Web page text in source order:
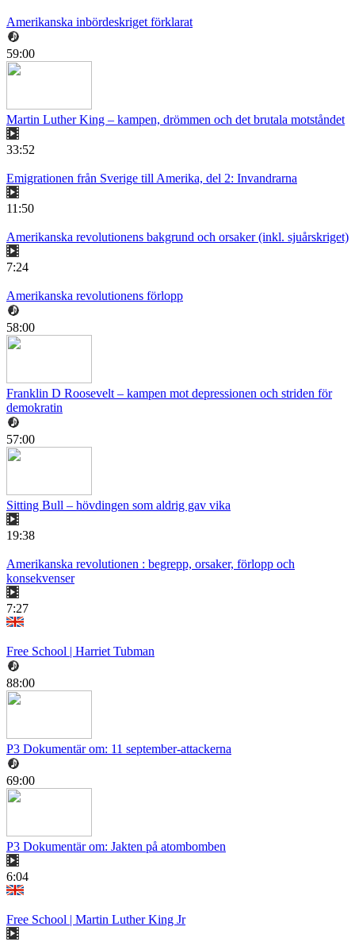
Amerikanska inbördeskriget förklarat
59:00
Martin Luther King – kampen, drömmen och det brutala motståndet
33:52
Emigrationen från Sverige till Amerika, del 2: Invandrarna
11:50
Amerikanska revolutionens bakgrund och orsaker (inkl. sjuårskriget)
7:24
Amerikanska revolutionens förlopp
58:00
Franklin D Roosevelt – kampen mot depressionen och striden för
demokratin
57:00
Sitting Bull – hövdingen som aldrig gav vika
19:38
Amerikanska revolutionen : begrepp, orsaker, förlopp och
konsekvenser
7:27
Free School | Harriet Tubman
88:00
P3 Dokumentär om: 11 september-attackerna
69:00
P3 Dokumentär om: Jakten på atombomben
6:04
Free School | Martin Luther King Jr